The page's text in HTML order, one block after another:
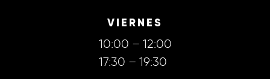
VIERNES
10:00 – 12:00
17:30 – 19:30